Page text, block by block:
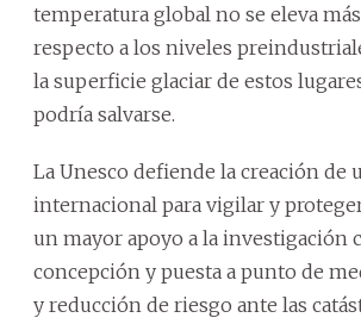
temperatura global no se eleva más
respecto a los niveles
la superficie glaciar de estos
podría salvarse.
La Unesco defiende la creación de
internacional para vigilar y
un mayor apoyo a la investigación
concepción y puesta a punto de
y reducción de riesgo ante las